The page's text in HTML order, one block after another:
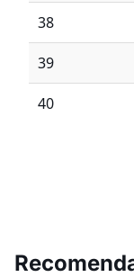
38
39
40